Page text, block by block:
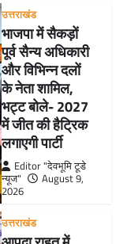
उत्तराखंड
भाजपा में सैकड़ों
पूर्व सैन्य अधिकारी
और विभिन्न दलों
के नेता शामिल,
भट्ट बोले- 2027
में जीत की हैट्रिक
लगाएगी पार्टी
Editor "देवभूमि टूडे
न्यूज"
August 9,
2026
उत्तराखंड